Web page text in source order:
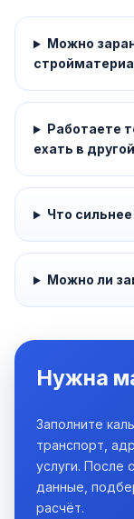
Можно
Работаете
ехать в
Что
Можно ли
Нужна
Заполните
транспорт,
услуги. После
данные,
расчёт.